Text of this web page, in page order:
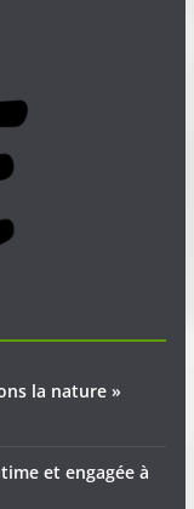
la nature »
et engagée à